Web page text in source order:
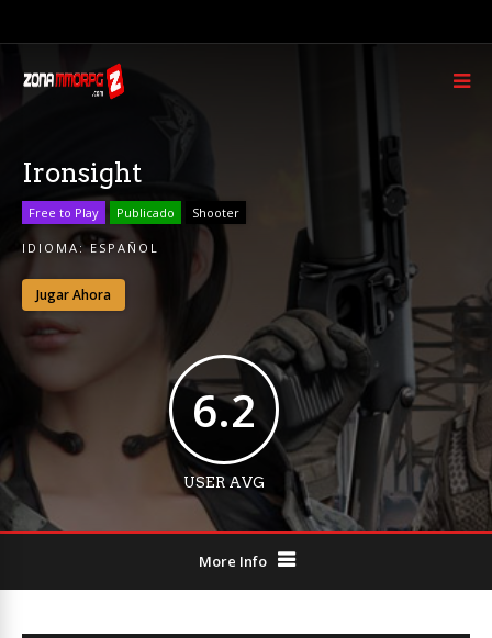
Ironsight
Free to Play Publicado Shooter
IDIOMA:ESPAÑOL
Jugar Ahora
6.2
USER AVG
More Info